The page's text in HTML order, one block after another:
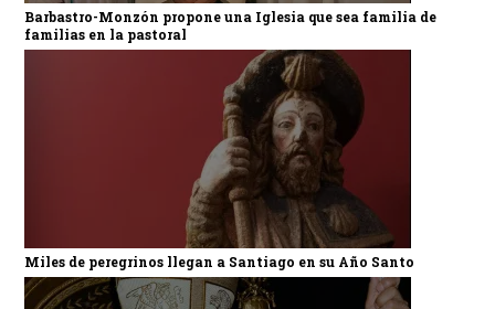
Barbastro-Monzón propone una Iglesia que sea familia de
familias en la pastoral
Miles de peregrinos llegan a Santiago en su Año Santo